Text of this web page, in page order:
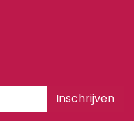
Inschrijven